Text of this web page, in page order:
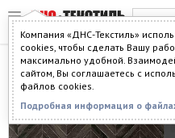
Компания «ДНС-Текстиль»
cookies, чтобы сделать Вашу
максимально удобной.
сайтом, Вы соглашаетесь с
файлов cookies.
Подробная информация о
Главная >Каталог>
бязи> Постельное белье Бязь